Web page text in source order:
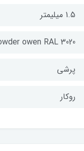
1.5 میلیمتر
owen RAL 3020
پرشی
روکار